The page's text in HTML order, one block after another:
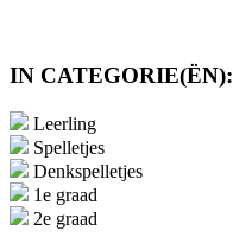
IN CATEGORIE(ËN):
Leerling
Spelletjes
Denkspelletjes
1e graad
2e graad